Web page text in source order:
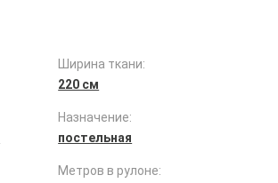
Ширина ткани:
220 см
Назначение:
постельная
Метров в рулоне: